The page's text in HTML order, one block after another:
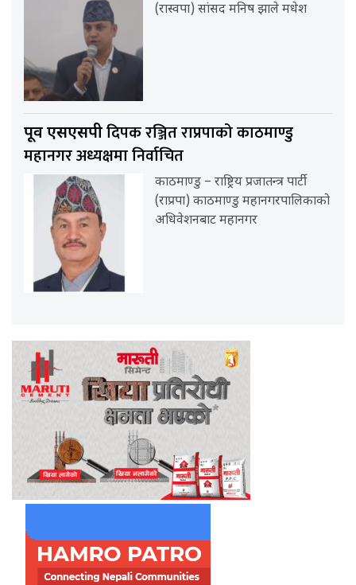
(रास्वपा) सांसद मनिष झाले मधेश
पूर्व एसएसपीदिपक रञ्जित राप्रपाको काठमाण्डु
महानगर अध्यक्षमा निर्वाचित
काठमाण्डु – राष्ट्रिय प्रजातन्त्र पार्टी
(राप्रपा) काठमाण्डु महानगरपालिकाको
अधिवेशनबाट महानगर